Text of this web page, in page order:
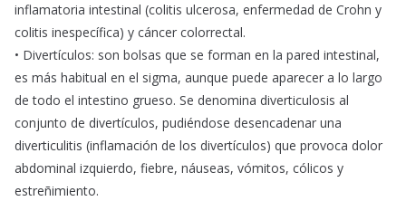
inflamatoria intestinal (colitis ulcerosa, enfermedad de Crohn y
colitis inespecífica) y cáncer colorrectal.
• Divertículos: son bolsas que se forman en la pared intestinal,
es más habitual en el sigma, aunque puede aparecer a lo largo
de todo el intestino grueso. Se denomina diverticulosis al
conjunto de divertículos, pudiéndose desencadenar una
diverticulitis (inflamación de los divertículos) que provoca dolor
abdominal izquierdo, fiebre, náuseas, vómitos, cólicos y
estreñimiento.